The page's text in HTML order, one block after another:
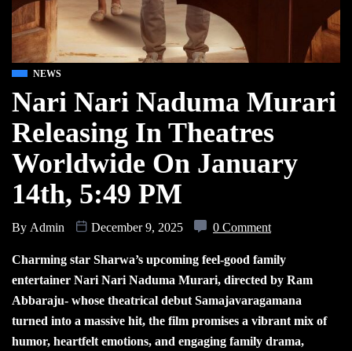
NEWS
Nari Nari Naduma Murari
Releasing In Theatres
Worldwide On January
14th, 5:49 PM
By Admin December 9, 2025 0 Comment
Charming star Sharwa’s upcoming feel-good family
entertainer Nari Nari Naduma Murari, directed by Ram
Abbaraju- whose theatrical debut Samajavaragamana
turned into a massive hit, the film promises a vibrant mix of
humor, heartfelt emotions, and engaging family drama,